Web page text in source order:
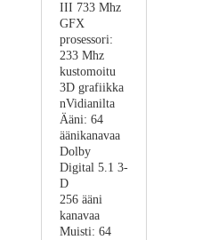
III 733 Mhz
GFX
prosessori:
233 Mhz
kustomoitu
3D grafiikka
nVidianilta
Ääni: 64
äänikanavaa
Dolby
Digital 5.1 3-
D
256 ääni
kanavaa
Muisti: 64